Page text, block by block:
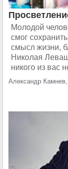
Молодой
смог
смысл жизни,
Николая
никого из вас
Александр